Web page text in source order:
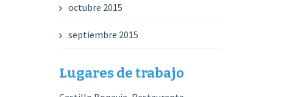
octubre 2015
septiembre 2015
Lugares de trabajo